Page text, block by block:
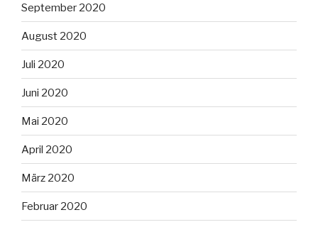
September 2020
August 2020
Juli 2020
Juni 2020
Mai 2020
April 2020
März 2020
Februar 2020